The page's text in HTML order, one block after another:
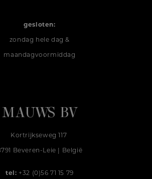
gesloten:
zondag hele dag &
maandagvoormiddag
MAUWS BV
Kortrijkseweg 117
Beveren-Leie | België
tel: +32 (0)56 71 15 79